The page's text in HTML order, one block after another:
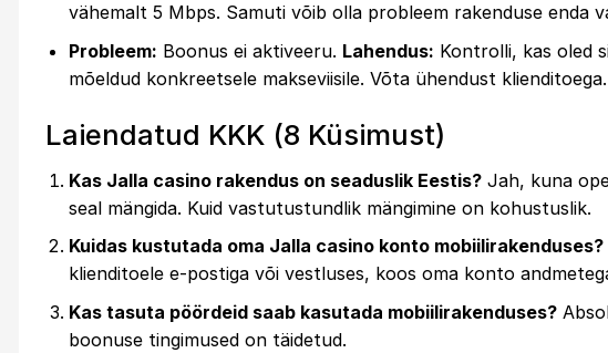
vähemalt 5 Mbps. Samuti võib olla probleem rakenduse enda
Probleem: Boonus ei aktiveeru. Lahendus: Kontrolli, kas oled
mõeldud konkreetsele makseviisile. Võta ühendust klienditoega.
Laiendatud KKK (8 Küsimust)
Kas Jalla casino rakendus on seaduslik Eestis?Jah, kuna
seal mängida. Kuid vastutustundlik mängimine on kohustuslik.
Kuidas kustutada oma Jalla casino konto mobiilirakenduses?
klienditoele e-postiga või vestluses, koos oma konto
Kas tasuta pöördeid saab kasutada mobiilirakenduses?
boonuse tingimused on täidetud.